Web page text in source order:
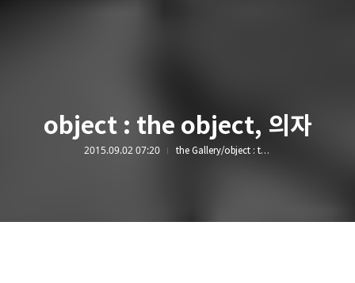
object : the object, 의자
2015.09.02 07:20 the Gallery/object : the object